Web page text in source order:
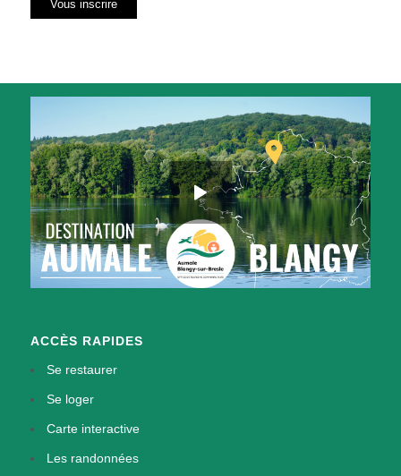
ACCÈS RAPIDES
Se restaurer
Se loger
Carte interactive
Les randonnées